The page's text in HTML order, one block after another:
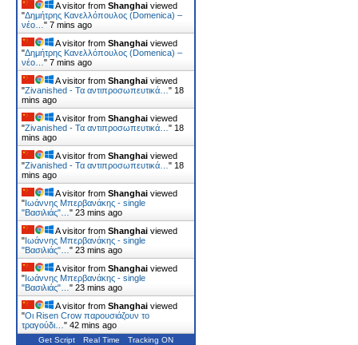
A visitor from Shanghai viewed
"Δημήτρης Κανελλόπουλος (Domenica) –
νέο… " 7 mins ago
A visitor from Shanghai viewed
"Δημήτρης Κανελλόπουλος (Domenica) –
νέο… " 7 mins ago
A visitor from Shanghai viewed
"Zivanished - Τα αντιπροσωπευτικά… " 18
mins ago
A visitor from Shanghai viewed
"Zivanished - Τα αντιπροσωπευτικά… " 18
mins ago
A visitor from Shanghai viewed
"Zivanished - Τα αντιπροσωπευτικά… " 18
mins ago
A visitor from Shanghai viewed
"Ιωάννης Μπερβανάκης - single
"Βασιλιάς"… " 23 mins ago
A visitor from Shanghai viewed
"Ιωάννης Μπερβανάκης - single
"Βασιλιάς"… " 23 mins ago
A visitor from Shanghai viewed
"Ιωάννης Μπερβανάκης - single
"Βασιλιάς"… " 23 mins ago
A visitor from Shanghai viewed
"Οι Risen Crow παρουσιάζουν το
τραγούδι… " 42 mins ago
Get Script Real Time Tracking ON